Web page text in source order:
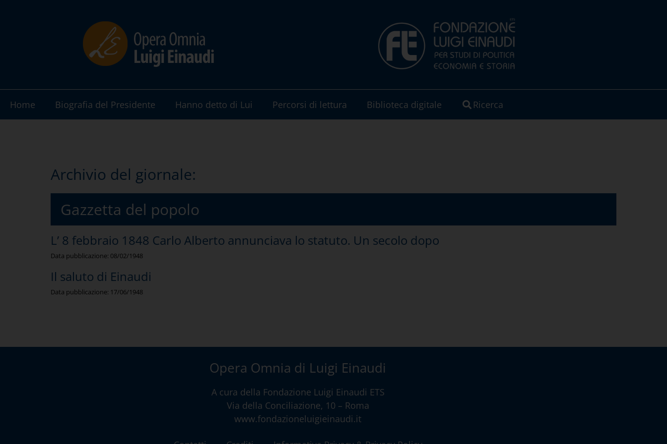
Home Biografia del Presidente Hanno detto di Lui Percorsi di lettura Biblioteca digitale Ricerca
Archivio del giornale:
Gazzetta del popolo
L’ 8 febbraio 1848 Carlo Alberto annunciava lo statuto. Un secolo dopo
Data pubblicazione: 08/02/1948
Il saluto di Einaudi
Data pubblicazione: 17/06/1948
Opera Omnia di Luigi Einaudi
A cura della Fondazione Luigi Einaudi ETS
Via della Conciliazione, 10 – Roma
www.fondazioneluigieinaudi.it